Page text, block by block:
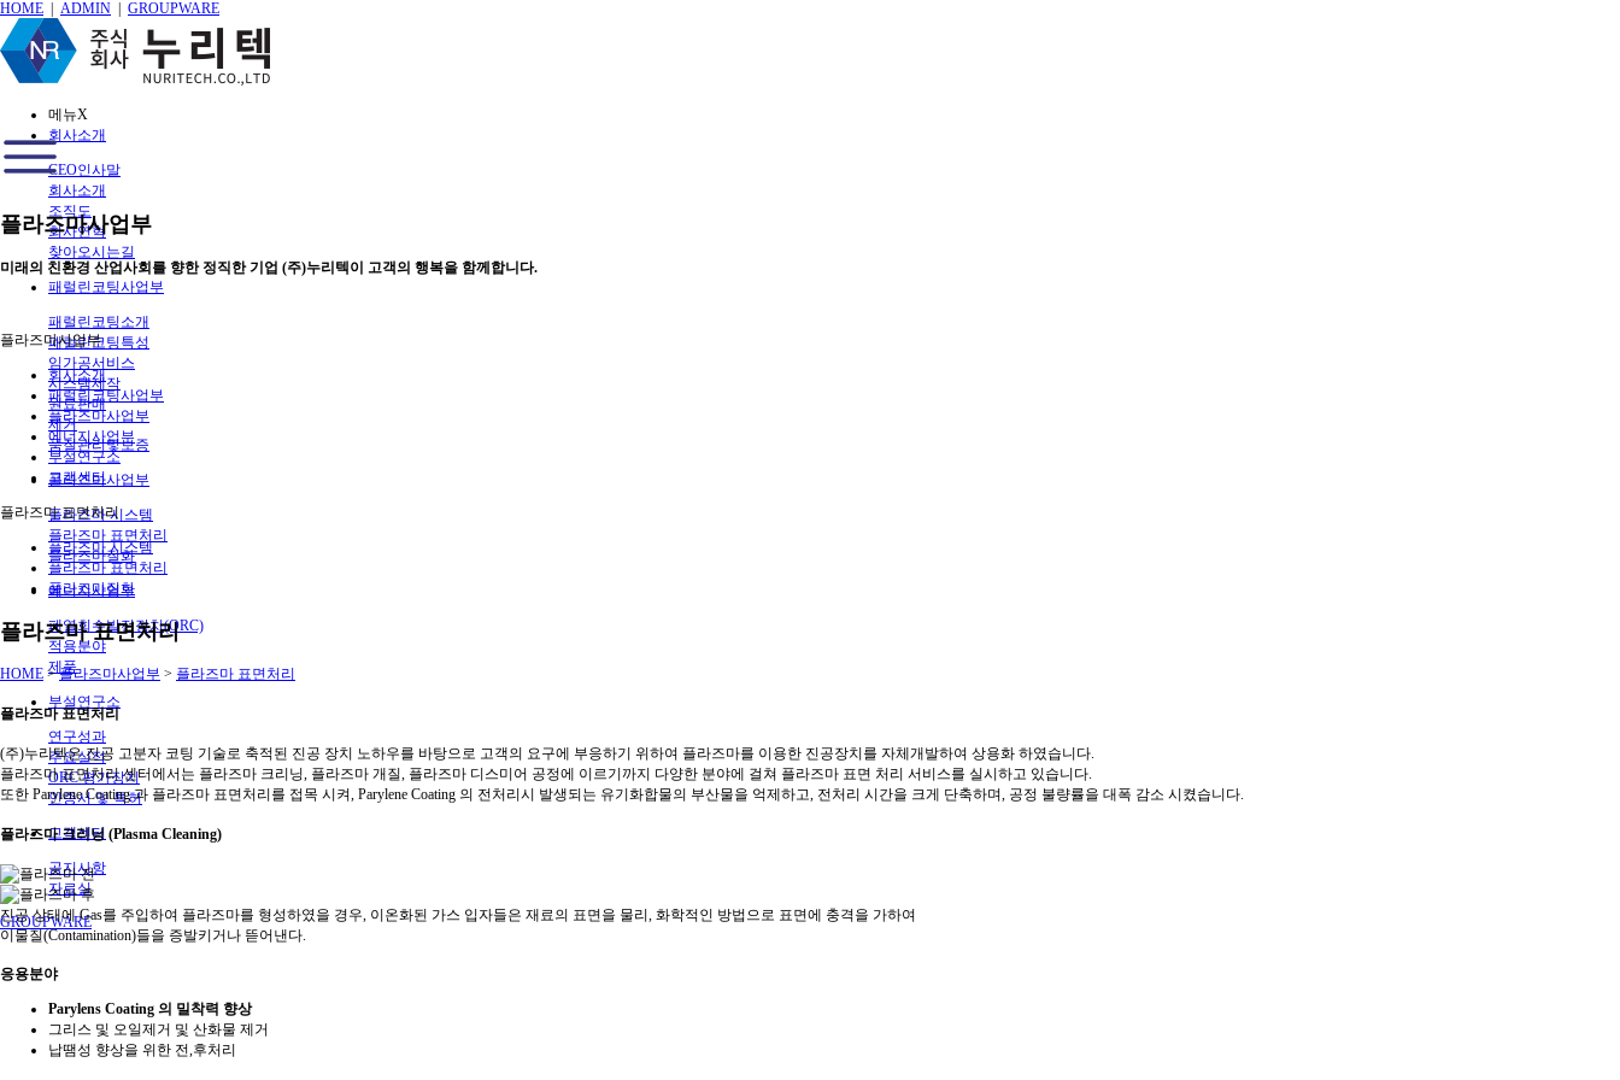
HOME ADMIN GROUPWARE
메뉴X
회사소개
CEO인사말
회사소개
조직도
회사연혁
찾아오시는길
패럴린코팅사업부
패럴린코팅소개
패럴린코팅특성
임가공서비스
시스템제작
원료판매
제거
품질관리및보증
플라즈마사업부
플라즈마 시스템
플라즈마 표면처리
플라즈마질화
에너지사업부
폐열회수발전장치(ORC)
적용분야
제품
부설연구소
연구성과
주요실적
ORC 평가장치
인증서 및 특허
고객센터
공지사항
자료실
GROUPWARE
플라즈마사업부
미래의 친환경 산업사회를 향한 정직한 기업 (주)누리텍이 고객의 행복을 함께합니다.
플라즈마사업부
회사소개
패럴린코팅사업부
플라즈마사업부
에너지사업부
부설연구소
고객센터
플라즈마 표면처리
플라즈마 시스템
플라즈마 표면처리
플라즈마질화
플라즈마 표면처리
HOME >플라즈마사업부 > 플라즈마 표면처리
플라즈마 표면처리
(주)누리텍은 진공 고분자 코팅 기술로 축적된 진공 장치 노하우를 바탕으로 고객의 요구에 부응하기 위하여 플라즈마를 이용한 진공장치를 자체개발하여 상용화 하였습니다.
플라즈마 표면처리 센터에서는 플라즈마 크리닝, 플라즈마 개질, 플라즈마 디스미어 공정에 이르기까지 다양한 분야에 걸쳐 플라즈마 표면 처리 서비스를 실시하고 있습니다.
또한 Parylene Coating 과 플라즈마 표면처리를 접목 시켜, Parylene Coating 의 전처리시 발생되는 유기화합물의 부산물을 억제하고, 전처리 시간을 크게 단축하며, 공정 불량률을 대폭 감소 시켰습니다.
플라즈마 크리닝 (Plasma Cleaning)
진공 상태에 Gas를 주입하여 플라즈마를 형성하였을 경우, 이온화된 가스 입자들은 재료의 표면을 물리, 화학적인 방법으로 표면에 충격을 가하여
이물질(Contamination)들을 증발키거나 뜯어낸다.
응용분야
Parylens Coating 의 밀착력 향상
그리스 및 오일제거 및 산화물 제거
납땜성 향상을 위한 전,후처리